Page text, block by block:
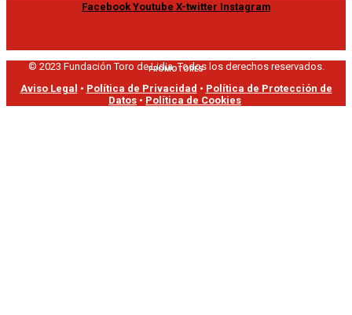
Facebook Youtube X-twitter Instagram
PROMOTORES
© 2023 Fundación Toro de Lidia. Todos los derechos reservados.
Aviso Legal • Política de Privacidad • Política de Protección de
Datos • Política de Cookies